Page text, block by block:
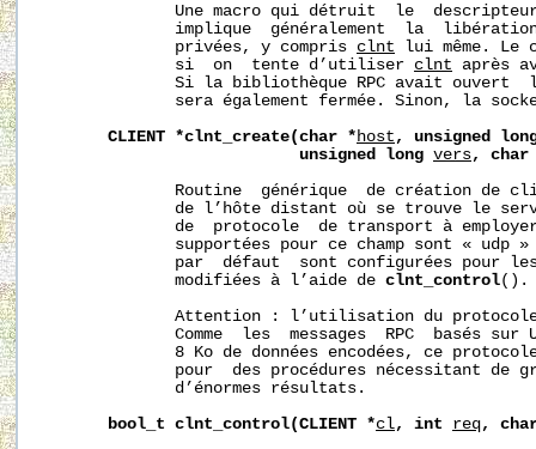
Une macro qui détruit  le
implique  généralement  la
              privées, y compris
clnt lui même. Le
              si  on  tente d’utiliser
clnt après
Si la bibliothèque RPC avait ouvert
sera également fermée. Sinon, la
CLIENT *clnt_create(char * host , unsigned
unsigned
long vers,
char
Routine  générique  de création de
de l’hôte distant où se trouve le
de  protocole  de transport à
supportées pour ce champ sont « udp
par  défaut  sont configurées pour
              modifiées à l’aide de
clnt_control().
Attention : l’utilisation du
Comme  les  messages  RPC  basés sur
8 Ko de données encodées, ce
pour  des procédures nécessitant de
              d’énormes résultats.
bool_t clnt_control(CLIENT *cl, int req,